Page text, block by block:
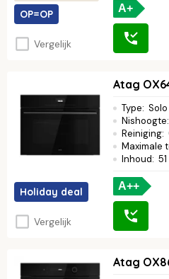
OP=OP
Vergelijk
A+
Holiday deal
Vergelijk
Atag
Type:
Nishoogte:
Reiniging:
Maximale
Inhoud: 51
A++
Atag